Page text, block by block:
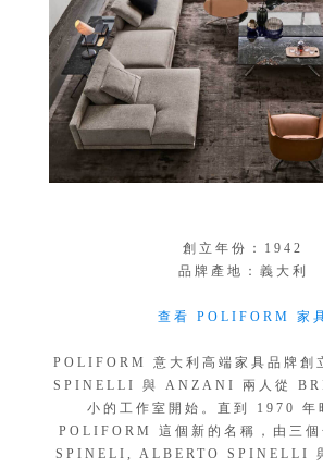
創立年份：1942
品牌產地：義大利
查看 POLIFORM 家
POLIFORM 意大利高端家具品牌創
SPINELLI 與 ANZANI 兩人從
小的工作室開始。直到 1970 年
POLIFORM 這個新的名稱，由三
SPINELI, ALBERTO SPINELLI